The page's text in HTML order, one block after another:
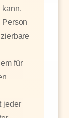
kann.
Person
für
jeder